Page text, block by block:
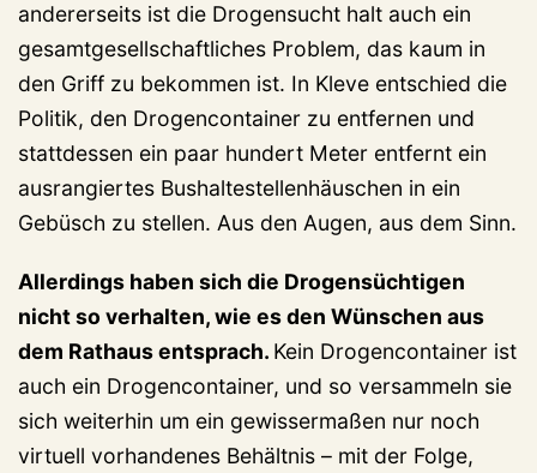
andererseits ist die Drogensucht halt auch ein
gesamtgesellschaftliches Problem, das kaum in
den Griff zu bekommen ist. In Kleve entschied die
Politik, den Drogencontainer zu entfernen und
stattdessen ein paar hundert Meter entfernt ein
ausrangiertes Bushaltestellenhäuschen in ein
Gebüsch zu stellen. Aus den Augen, aus dem Sinn.
Allerdings haben sich die Drogensüchtigen
nicht so verhalten, wie es den Wünschen aus
dem Rathaus entsprach. Kein Drogencontainer ist
auch ein Drogencontainer, und so versammeln sie
sich weiterhin um ein gewissermaßen nur noch
virtuell vorhandenes Behältnis – mit der Folge,